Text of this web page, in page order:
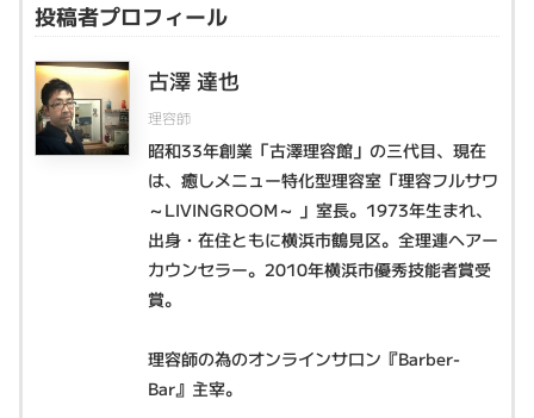
投稿者プロフィール
古澤 達也
理容師
昭和33年創業「古澤理容館」の三代目、現在
は、癒しメニュー特化型理容室「理容フルサワ
～LIVINGROOM～ 」室長。1973年生まれ、
出身・在住ともに横浜市鶴見区。全理連ヘアー
カウンセラー。2010年横浜市優秀技能者賞受
賞。
理容師の為のオンラインサロン『Barber-
Bar』主宰。